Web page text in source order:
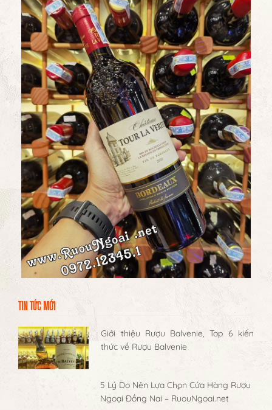
TIN TỨC MỚI
Giới thiệu Rượu Balvenie, Top 6 kiến
thức về Rượu Balvenie
5 Lý Do Nên Lựa Chọn Cửa Hàng Rượu
Ngoại Đồng Nai – RuouNgoai.net